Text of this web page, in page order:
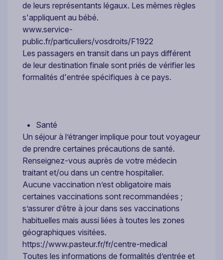
de leurs représentants légaux. Les mêmes règles
s'appliquent au bébé.
www.service-
public.fr/particuliers/vosdroits/F1922
Les passagers en transit dans un pays différent
de leur destination finale sont priés de vérifier les
formalités d'entrée spécifiques à ce pays.
Santé
Un séjour à l’étranger implique pour tout voyageur
de prendre certaines précautions de santé.
Renseignez-vous auprès de votre médecin
traitant et/ou dans un centre hospitalier.
Aucune vaccination n’est obligatoire mais
certaines vaccinations sont recommandées ;
s’assurer d’être à jour dans ses vaccinations
habituelles mais aussi liées à toutes les zones
géographiques visitées.
https://www.pasteur.fr/fr/centre-medical
Toutes les informations de formalités d’entrée et